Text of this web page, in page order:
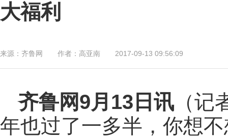
大福利
来源： 齐鲁网 作者： 高亚南 2017-09-13 09:56:09
齐鲁网9月13日讯 （
年也过了一多半，你想